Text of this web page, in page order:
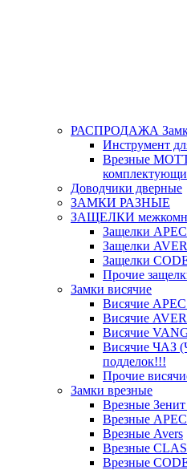
РАСПРОДАЖА
Инструмент
Врезные
Доводчики дверные
ЗАМКИ РАЗНЫЕ
ЗАЩЕЛКИ
Защелки
Защелки
Защелки
Прочие
Замки висячие
Висячие
Висячие
Висячие
Висячие ЧАЗ
подделок!!!
Прочие
Замки врезные
Врезные
Врезные
Врезные Avers
Врезные
Врезные